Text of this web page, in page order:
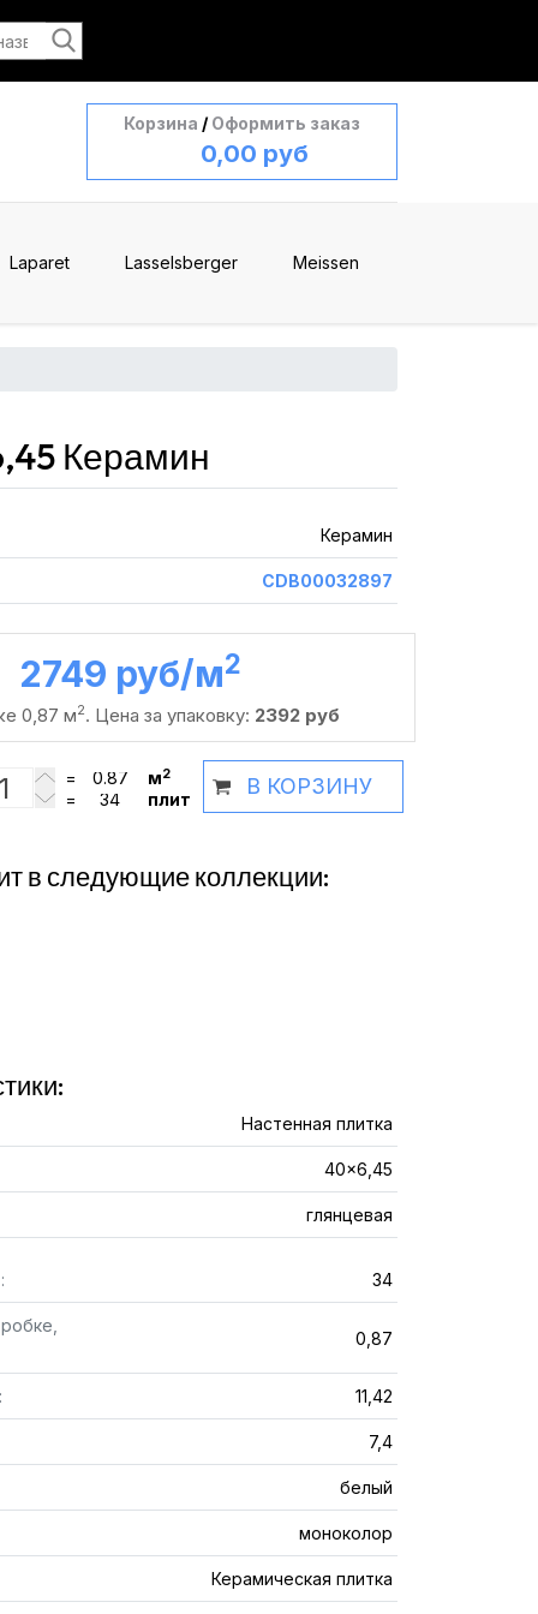
Корзина / Оформить заказ
0,00 руб
Laparet Lasselsberger Meissen
Керамин
Керамин
CDB00032897
2749 руб /м2
0,87 м2. Цена за упаковку: 2392 руб
= м2
= плит
В КОРЗИНУ
в следующие коллекции:
Настенная плитка
40x6,45
глянцевая
34
0,87
11,42
7,4
белый
моноколор
Керамическая плитка